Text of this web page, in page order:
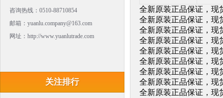
咨询热线：0510-88710854
邮箱：yuanlu.company@163.com
网址：http://www.yuanlutrade.com
关注排行
全新原装正品保证，现
全新原装正品保证，现
全新原装正品保证，现
全新原装正品保证，现
全新原装正品保证，现
全新原装正品保证，现
全新原装正品保证，现
全新原装正品保证，现
全新原装正品保证，现